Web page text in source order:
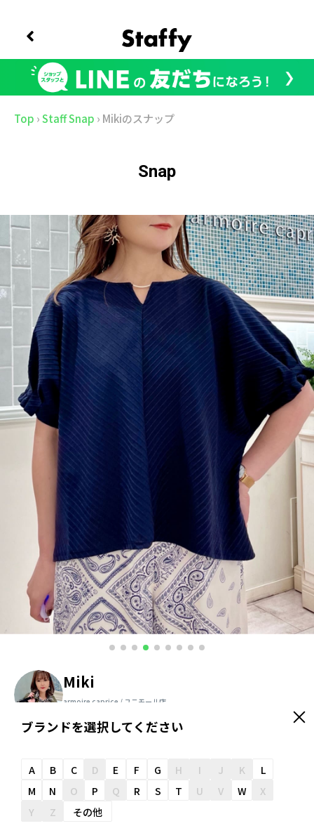
Top ›Staff Snap › Mikiのスナップ
Snap
Miki
armoire caprice / ユニモール店
友だち追加
ブランドを選択してください
A B C D E F G H I J K
L
M
N O P Q R S T U V W
X
Y
Z その他